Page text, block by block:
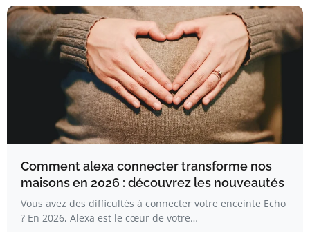
Comment alexa connecter transforme nos
maisons en 2026 : découvrez les nouveautés
Vous avez des difficultés à connecter votre enceinte Echo
? En 2026, Alexa est le cœur de votre…